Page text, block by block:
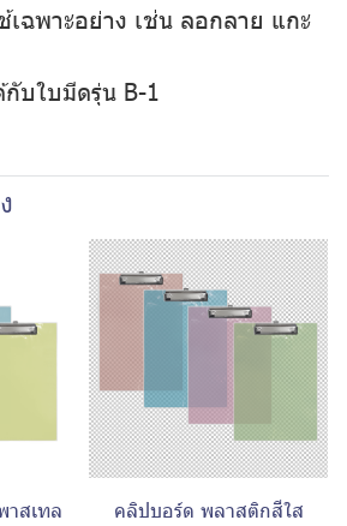
เฉพาะอย่าง เช่น ลอกลาย แกะ
บใบมีดรุ่น B-1
สเทล คลิปบอร์ด พลาสติกสีใส